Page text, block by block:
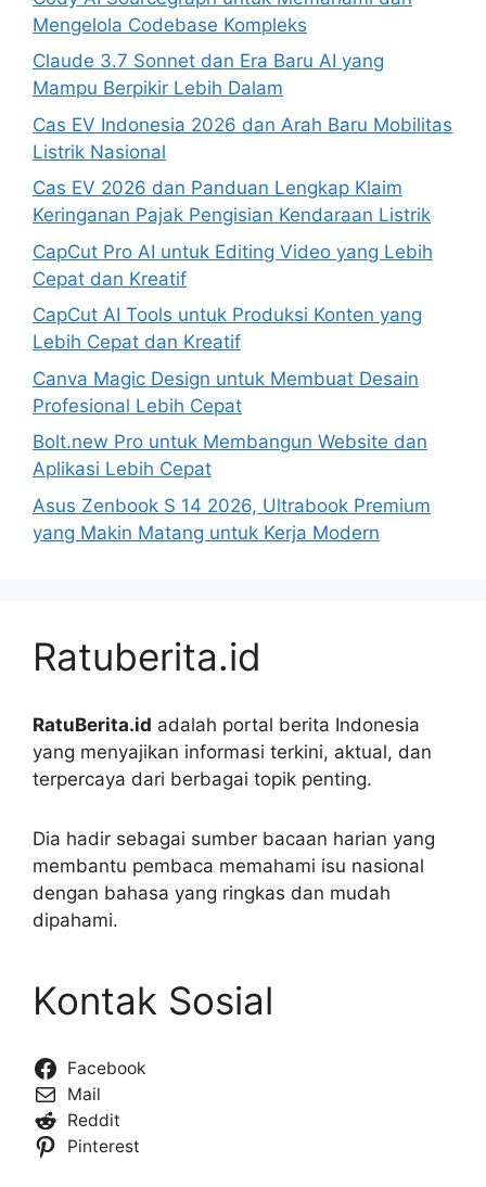
Mengelola Codebase Kompleks
Claude 3.7 Sonnet dan Era Baru AI yang
Mampu Berpikir Lebih Dalam
Cas EV Indonesia 2026 dan Arah Baru Mobilitas
Listrik Nasional
Cas EV 2026 dan Panduan Lengkap Klaim
Keringanan Pajak Pengisian Kendaraan Listrik
CapCut Pro AI untuk Editing Video yang Lebih
Cepat dan Kreatif
CapCut AI Tools untuk Produksi Konten yang
Lebih Cepat dan Kreatif
Canva Magic Design untuk Membuat Desain
Profesional Lebih Cepat
Bolt.new Pro untuk Membangun Website dan
Aplikasi Lebih Cepat
Asus Zenbook S 14 2026, Ultrabook Premium
yang Makin Matang untuk Kerja Modern
Ratuberita.id
RatuBerita.id adalah portal berita Indonesia
yang menyajikan informasi terkini, aktual, dan
terpercaya dari berbagai topik penting.
Dia hadir sebagai sumber bacaan harian yang
membantu pembaca memahami isu nasional
dengan bahasa yang ringkas dan mudah
dipahami.
Kontak Sosial
Facebook
Mail
Reddit
Pinterest